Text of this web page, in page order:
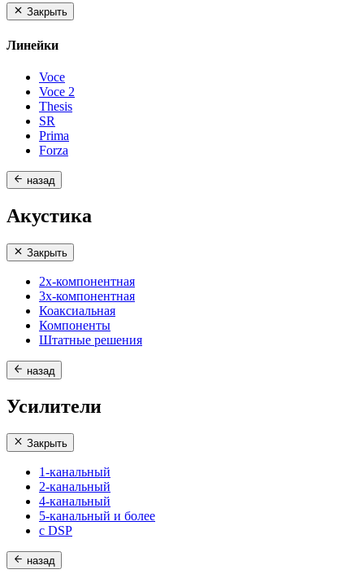
Закрыть
Линейки
Voce
Voce 2
Thesis
SR
Prima
Forza
назад
Акустика
Закрыть
2х-компонентная
3х-компонентная
Коаксиальная
Компоненты
Штатные решения
назад
Усилители
Закрыть
1-канальный
2-канальный
4-канальный
5-канальный и более
с DSP
назад